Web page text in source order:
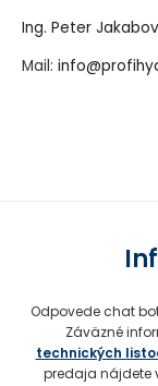
Ing. Peter
Mail:
Odpovede chat
Záväzné
technických
predaja nájdete